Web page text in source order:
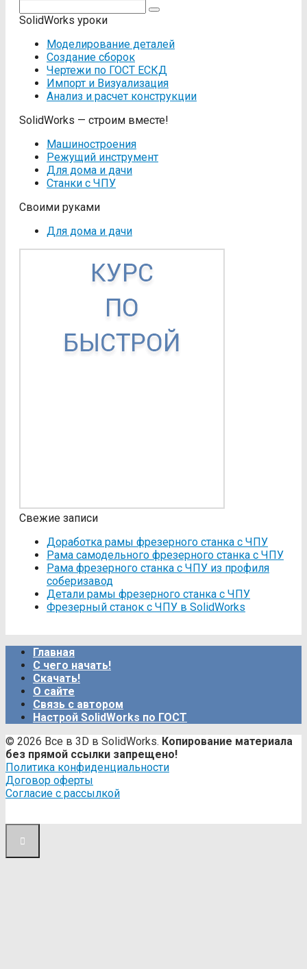
SolidWorks уроки
Моделирование деталей
Создание сборок
Чертежи по ГОСТ ЕСКД
Импорт и Визуализация
Анализ и расчет конструкции
SolidWorks — строим вместе!
Машиностроения
Режущий инструмент
Для дома и дачи
Станки с ЧПУ
Своими руками
Для дома и дачи
Свежие записи
Доработка рамы фрезерного станка с ЧПУ
Рама самодельного фрезерного станка с ЧПУ
Рама фрезерного станка c ЧПУ из профиля
соберизавод
Детали рамы фрезерного станка с ЧПУ
Фрезерный станок с ЧПУ в SolidWorks
Главная
С чего начать!
Скачать!
О сайте
Связь с автором
Настрой SolidWorks по ГОСТ
© 2026 Все в 3D в SolidWorks. Копирование материала
без прямой ссылки запрещено!
Политика конфиденциальности
Договор оферты
Согласие с рассылкой